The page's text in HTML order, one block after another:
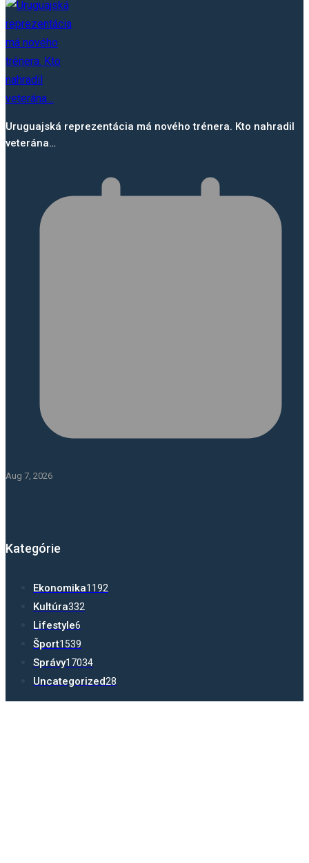
Uruguajská reprezentácia má nového trénera. Kto nahradil
veterána…
Aug 7, 2026
Kategórie
Ekonomika1192
Kultúra332
Lifestyle6
Šport1539
Správy17034
Uncategorized28